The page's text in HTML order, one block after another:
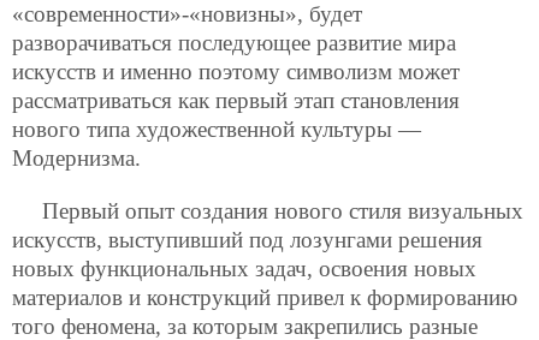
«современности»-«новизны», будет
разворачиваться последующее развитие мира
искусств и именно поэтому символизм может
рассматриваться как первый этап становления
нового типа художественной культуры —
Модернизма.
Первый опыт создания нового стиля визуальных
искусств, выступивший под лозунгами решения
новых функциональных задач, освоения новых
материалов и конструкций привел к формированию
того феномена, за которым закрепились разные